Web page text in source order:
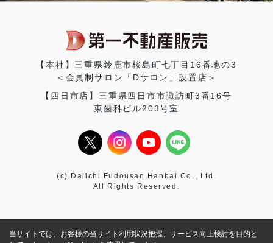
【本社】三重県鈴鹿市桜島町七丁目16番地の3
＜会員制サロン「Dサロン」設置店＞
【四日市店】三重県四日市市諏訪町3番16号
東歯科ビル203号室
(c) Daiichi Fudousan Hanbai Co., Ltd.
All Rights Reserved.
当サイトでは、お客様の当サイト利用状況把握、サービス向上検討を目的と